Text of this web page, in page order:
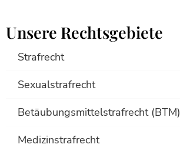
Unsere Rechtsgebiete
Strafrecht
Sexualstrafrecht
Betäubungsmittelstrafrecht (BTM)
Medizinstrafrecht